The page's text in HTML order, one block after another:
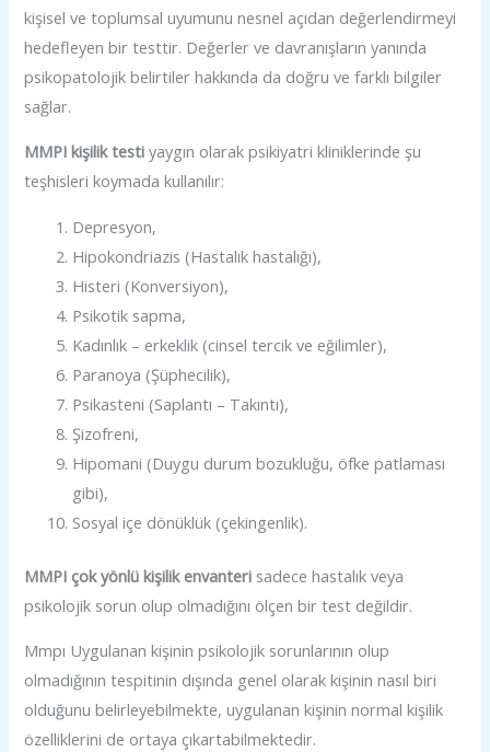
kişisel ve toplumsal uyumunu nesnel açıdan değerlendirmeyi
hedefleyen bir testtir. Değerler ve davranışların yanında
psikopatolojik belirtiler hakkında da doğru ve farklı bilgiler
sağlar.
MMPI kişilik testi yaygın olarak psikiyatri kliniklerinde şu
teşhisleri koymada kullanılır:
Depresyon,
Hipokondriazis (Hastalık hastalığı),
Histeri (Konversiyon),
Psikotik sapma,
Kadınlık – erkeklik (cinsel tercik ve eğilimler),
Paranoya (Şüphecilik),
Psikasteni (Saplantı – Takıntı),
Şizofreni,
Hipomani (Duygu durum bozukluğu, öfke patlaması
gibi),
Sosyal içe dönüklük (çekingenlik).
MMPI çok yönlü kişilik envanteri sadece hastalık veya
psikolojik sorun olup olmadığını ölçen bir test değildir.
Mmpı Uygulanan kişinin psikolojik sorunlarının olup
olmadığının tespitinin dışında genel olarak kişinin nasıl biri
olduğunu belirleyebilmekte, uygulanan kişinin normal kişilik
özelliklerini de ortaya çıkartabilmektedir.